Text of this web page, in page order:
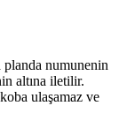
planda numunenin
altına iletilir.
ulaşamaz ve